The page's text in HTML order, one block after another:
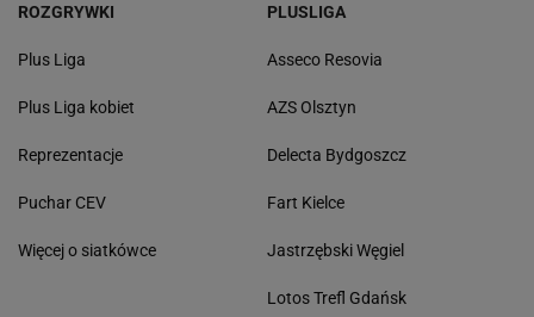
ROZGRYWKI
Plus Liga
Plus Liga kobiet
Reprezentacje
Puchar CEV
Więcej o siatkówce
PLUSLIGA
Asseco Resovia
AZS Olsztyn
Delecta Bydgoszcz
Fart Kielce
Jastrzębski Węgiel
Lotos Trefl Gdańsk